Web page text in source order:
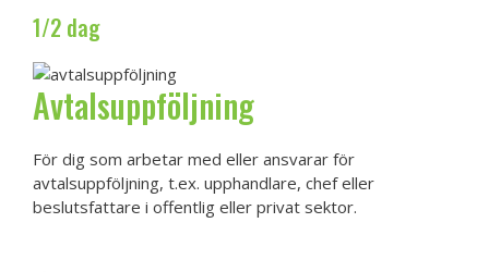
1/2 dag
Avtalsuppföljning
För dig som arbetar med eller ansvarar för
avtalsuppföljning, t.ex. upphandlare, chef eller
beslutsfattare i offentlig eller privat sektor.